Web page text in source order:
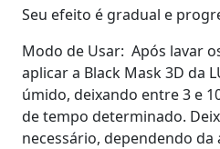
Seu efeito é gradual e
Modo de Usar: Após lavar
aplicar a Black Mask 3D da
úmido, deixando entre 3 e
de tempo determinado.
necessário, dependendo